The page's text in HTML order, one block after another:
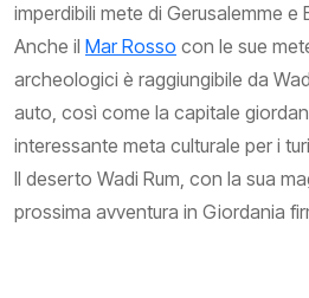
imperdibili mete di Gerusalemme e
Anche il Mar Rosso con le sue
archeologici è raggiungibile da
auto, così come la capitale
interessante meta culturale per i
Il deserto Wadi Rum, con la sua
prossima avventura in Giordania